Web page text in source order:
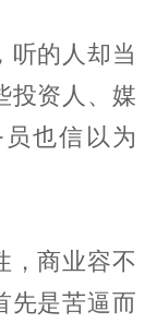
听的人却当
投资人、媒
也信以为
，商业容不
先是苦逼而